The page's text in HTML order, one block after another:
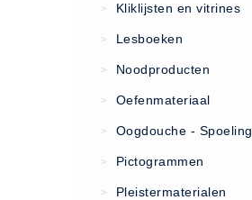
Algemene Voorwaarden
Vacatures
AED apparaten (11)
> Kliklijsten en vitrines
> Lesboeken
> Noodproducten
> Oefenmateriaal
> Oogdouche - Spoeling
> Pictogrammen
> Pleistermaterialen